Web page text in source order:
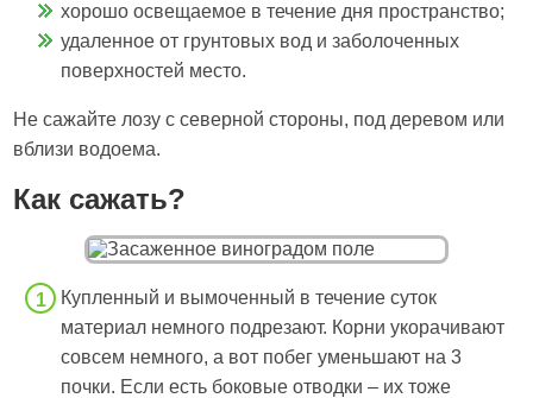
хорошо освещаемое в течение дня пространство;
удаленное от грунтовых вод и заболоченных
поверхностей место.
Не сажайте лозу с северной стороны, под деревом или
вблизи водоема.
Как сажать?
Купленный и вымоченный в течение суток
материал немного подрезают. Корни укорачивают
совсем немного, а вот побег уменьшают на 3
почки. Если есть боковые отводки – их тоже